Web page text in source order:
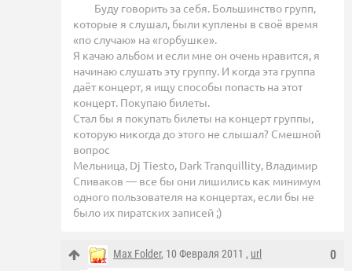
Буду говорить за себя. Большинство групп,
которые я слушал, были куплены в своё время
«по случаю» на «горбушке».
Я качаю альбом и если мне он очень нравится, я
начинаю слушать эту группу. И когда эта группа
даёт концерт, я ищу способы попасть на этот
концерт. Покупаю билеты.
Стал бы я покупать билеты на концерт группы,
которую никогда до этого не слышал? Смешной
вопрос
Мельница, Dj Tiesto, Dark Tranquillity, Владимир
Спиваков — все бы они лишились как минимум
одного пользователя на концертах, если бы не
было их пиратских записей ;)
0
Max Folder, 10 Февраля 2011 , url